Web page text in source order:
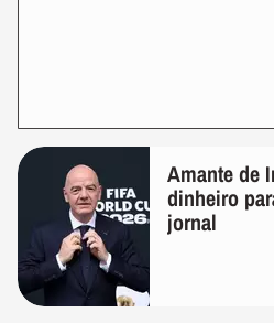
Amante de
dinheiro
jornal